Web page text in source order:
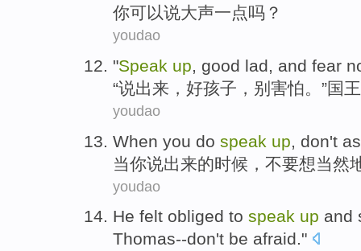
你可以说大声一点吗？
youdao
"Speak up, good lad, and fear
“说出来， 好孩子 ，别 害怕。”国王
youdao
When you do speak up don't
当你说出来的时候， 不要想当然
youdao
He felt obliged to speak up and
Thomas--don't be afraid."